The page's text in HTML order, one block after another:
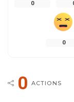
0
0
0 ACTIONS